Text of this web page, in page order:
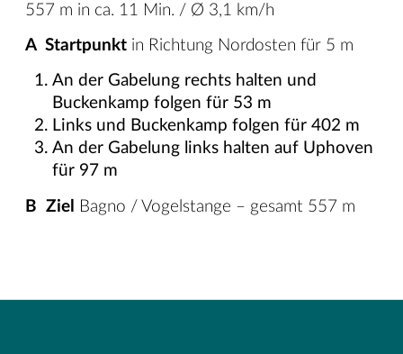
557 m in ca. 11 Min. / Ø 3,1 km/h
A Startpunktin Richtung Nordosten für 5 m
An der Gabelung rechts halten und
Buckenkamp folgen für 53 m
Links und Buckenkamp folgen für 402 m
An der Gabelung links halten auf Uphoven
für 97 m
B Ziel Bagno / Vogelstange – gesamt 557 m